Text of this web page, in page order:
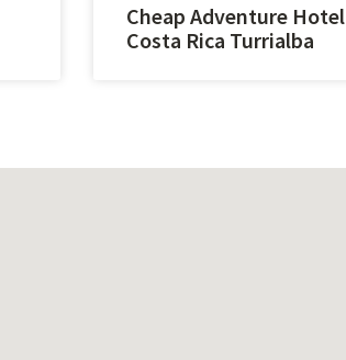
Cheap Adventure Hotel
Costa Rica Turrialba